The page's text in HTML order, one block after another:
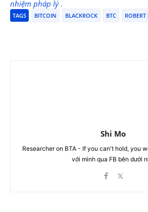
nhiệm pháp lý.
TAGS BITCOIN BLACKROCK BTC
Shi Mo
Researcher on BTA - If you can't hold, you
với mình qua FB bên dưới